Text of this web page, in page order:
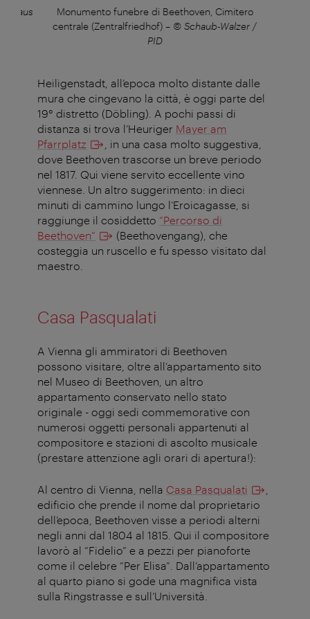
Monumento funebre di Beethoven, Cimitero
centrale (Zentralfriedhof) – © Schaub-Walzer /
PID
Heiligenstadt, all’epoca molto distante dalle
mura che cingevano la città, è oggi parte del
19° distretto (Döbling). A pochi passi di
distanza si trova l’Heuriger Mayer am
Pfarrplatz
, in una casa molto suggestiva,
dove Beethoven trascorse un breve periodo
nel 1817. Qui viene servito eccellente vino
viennese. Un altro suggerimento: in dieci
minuti di cammino lungo l’Eroicagasse, si
raggiunge il cosiddetto “Percorso di
Beethoven”
(Beethovengang), che
costeggia un ruscello e fu spesso visitato dal
maestro.
Casa Pasqualati
A Vienna gli ammiratori di Beethoven
possono visitare, oltre all’appartamento sito
nel Museo di Beethoven, un altro
appartamento conservato nello stato
originale - oggi sedi commemorative con
numerosi oggetti personali appartenuti al
compositore e stazioni di ascolto musicale
(prestare attenzione agli orari di apertura!):
Al centro di Vienna, nella Casa Pasqualati
edificio che prende il nome dal proprietario
dell’epoca, Beethoven visse a periodi alterni
negli anni dal 1804 al 1815. Qui il compositore
lavorò al “Fidelio” e a pezzi per pianoforte
come il celebre “Per Elisa”. Dall’appartamento
al quarto piano si gode una magnifica vista
sulla Ringstrasse e sull’Università.